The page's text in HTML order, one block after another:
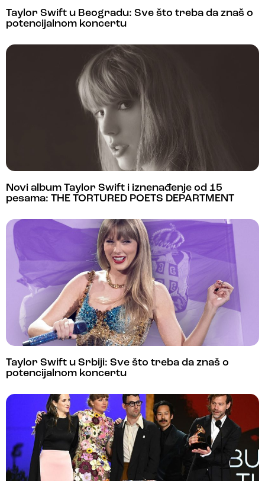
Taylor Swift u Beogradu: Sve što treba da znaš o
potencijalnom koncertu
Novi album Taylor Swift i iznenađenje od 15
pesama: THE TORTURED POETS DEPARTMENT
Taylor Swift u Srbiji: Sve što treba da znaš o
potencijalnom koncertu